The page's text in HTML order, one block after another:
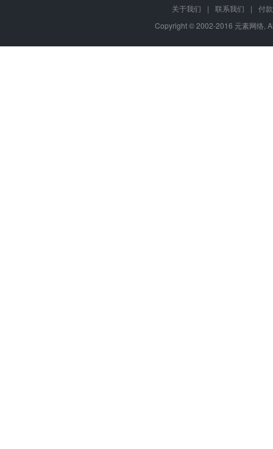
关于我们 | 联系我们 |
付
Copyright © 2002-2016 元素网络,